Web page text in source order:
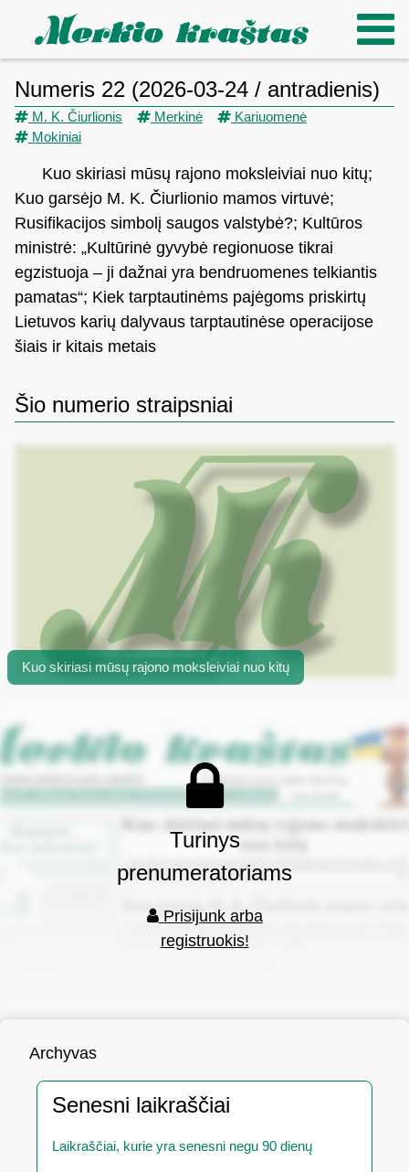
Numeris 22 (2026-03-24 / antradienis)
M. K. Čiurlionis Merkinė
Kariuomenė
Mokiniai
Kuo skiriasi mūsų rajono moksleiviai nuo kitų;
Kuo garsėjo M. K. Čiurlionio mamos virtuvė;
Rusifikacijos simbolį saugos valstybė?; Kultūros
ministrė: „Kultūrinė gyvybė regionuose tikrai
egzistuoja – ji dažnai yra bendruomenes telkiantis
pamatas“; Kiek tarptautinėms pajėgoms priskirtų
Lietuvos karių dalyvaus tarptautinėse operacijose
šiais ir kitais metais
Šio numerio straipsniai
Kuo skiriasi mūsų rajono moksleiviai nuo kitų
Turinys
prenumeratoriams
Prisijunk arba
registruokis!
Archyvas
Senesni laikraščiai
Laikraščiai, kurie yra senesni negu 90 dienų